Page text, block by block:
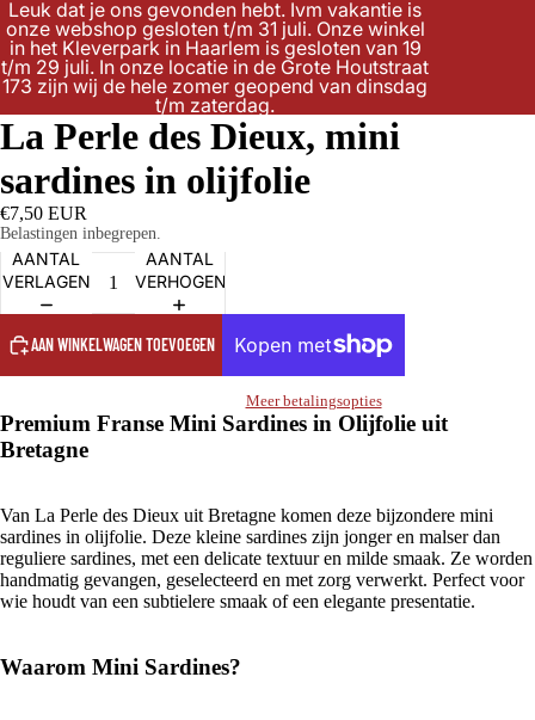
Leuk dat je ons gevonden hebt. Ivm vakantie is
onze webshop gesloten t/m 31 juli. Onze winkel
in het Kleverpark in Haarlem is gesloten van 19
t/m 29 juli. In onze locatie in de Grote Houtstraat
173 zijn wij de hele zomer geopend van dinsdag
t/m zaterdag.
La Perle des Dieux, mini
sardines in olijfolie
€7,50 EUR
Belastingen inbegrepen.
AANTAL
VERLAGEN
AANTAL
VERHOGEN
AAN WINKELWAGEN TOEVOEGEN
Meer betalingsopties
Premium Franse Mini Sardines in Olijfolie uit
Bretagne
Van La Perle des Dieux uit Bretagne komen deze bijzondere mini
sardines in olijfolie. Deze kleine sardines zijn jonger en malser dan
reguliere sardines, met een delicate textuur en milde smaak. Ze worden
handmatig gevangen, geselecteerd en met zorg verwerkt. Perfect voor
wie houdt van een subtielere smaak of een elegante presentatie.
Waarom Mini Sardines?